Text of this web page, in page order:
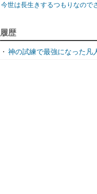
今世は長生きするつもりなので
ジュリとエレナの森の相談所 ~付
天才悪女は嘘を見破る2
履歴
・ 神の試練で最強になった凡